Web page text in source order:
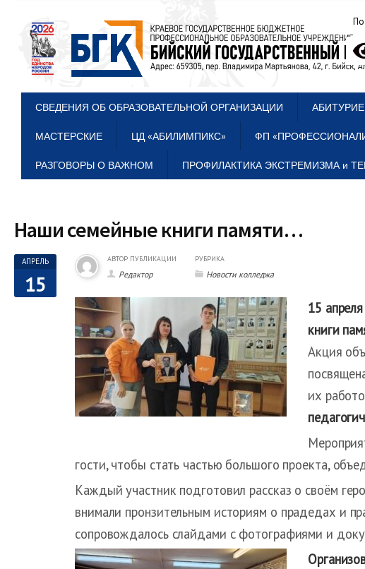
СВЕДЕНИЯ ОБ ОБРАЗОВАТЕЛЬНОЙ ОРГАНИЗАЦИИ
МАСТЕРСКИЕ ЦД «АБИЛИМПИКС» ФП
РАЗГОВОРЫ О ВАЖНОМ ПРОФИЛАКТИКА ЭКСТРЕМИЗМА и
Наши семейные книги памяти…
АПРЕЛЬ
15
АВТОР ПУБЛИКАЦИИ
Редактор
РУБРИКА
Новости колледжа
15
книги
Акция
их
гости, чтобы стать частью большого проекта,
Каждый участник подготовил рассказ о своём
внимали пронзительным историям о прадедах и
сопровождалось слайдами с фотографиями и